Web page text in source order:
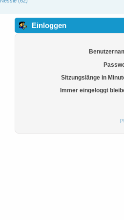
Einloggen
Sitzungslänge in
Immer eingeloggt